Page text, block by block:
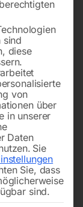
sind
diese
von
über
in unserer
Daten
Sie
Sie, dass
sind.